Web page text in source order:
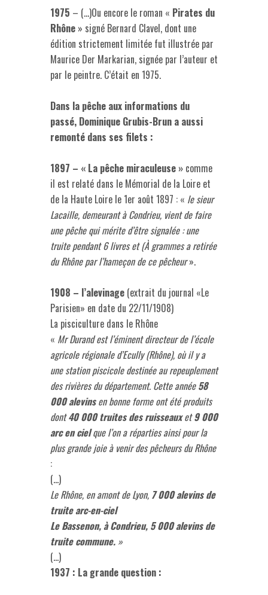
1975 – (…)Ou encore le roman « Pirates du
Rhône » signé Bernard Clavel, dont une
édition strictement limitée fut illustrée par
Maurice Der Markarian, signée par l’auteur et
par le peintre. C’était en 1975.
Dans la pêche aux informations du
passé, Dominique Grubis-Brun a aussi
remonté dans ses filets :
1897 – « La pêche miraculeuse » comme
il est relaté dans le Mémorial de la Loire et
de la Haute Loire le 1er août 1897 : « le sieur
Lacaille, demeurant à Condrieu, vient de faire
une pêche qui mérite d’être signalée : une
truite pendant 6 livres et (À grammes a retirée
du Rhône par l’hameçon de ce pêcheur».
1908 – l’alevinage (extrait du journal «Le
Parisien» en date du 22/11/1908)
La pisciculture dans le Rhône
« Mr Durand est l’éminent directeur de l’école
agricole régionale d’Ecully (Rhône), où il y a
une station piscicole destinée au repeuplement
des rivières du département. Cette année58
000 alevinsen bonne forme ont été produits
dont40 000 truites des ruisseauxet9 000
arc en cielque l’on a réparties ainsi pour la
plus grande joie à venir des pêcheurs du Rhône
:
(…)
Le Rhône, en amont de Lyon, 7 000 alevins de
truite arc-en-ciel
Le Bassenon, à Condrieu, 5 000 alevins de
truite commune. »
(…)
1937 : La grande question :